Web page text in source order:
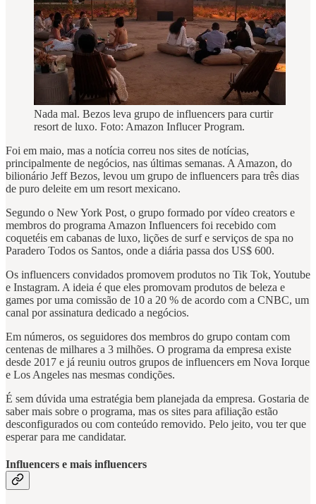
Nada mal. Bezos leva grupo de influencers para curtir
resort de luxo. Foto: Amazon Influcer Program.
Foi em maio, mas a notícia correu nos sites de notícias,
principalmente de negócios, nas últimas semanas. A Amazon, do
bilionário Jeff Bezos, levou um grupo de influencers para três dias
de puro deleite em um resort mexicano.
Segundo o New York Post, o grupo formado por vídeo creators e
membros do programa Amazon Influencers foi recebido com
coquetéis em cabanas de luxo, lições de surf e serviços de spa no
Paradero Todos os Santos, onde a diária passa dos US$ 600.
Os influencers convidados promovem produtos no Tik Tok, Youtube
e Instagram. A ideia é que eles promovam produtos de beleza e
games por uma comissão de 10 a 20 % de acordo com a CNBC, um
canal por assinatura dedicado a negócios.
Em números, os seguidores dos membros do grupo contam com
centenas de milhares a 3 milhões. O programa da empresa existe
desde 2017 e já reuniu outros grupos de influencers em Nova Iorque
e Los Angeles nas mesmas condições.
É sem dúvida uma estratégia bem planejada da empresa. Gostaria de
saber mais sobre o programa, mas os sites para afiliação estão
desconfigurados ou com conteúdo removido. Pelo jeito, vou ter que
esperar para me candidatar.
Influencers e mais influencers